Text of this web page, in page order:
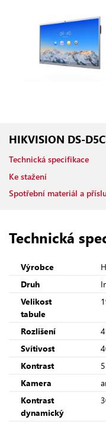
HIKVISION DS-
Technická specifikace
Ke stažení
Spotřební materiál a
Technická
Výrobce
Druh
Velikost
tabule
Rozlišení
Svítivost
Kontrast
Kamera
Kontrast
dynamický